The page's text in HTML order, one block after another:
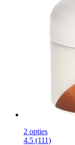
2 opties
4.5 (111)